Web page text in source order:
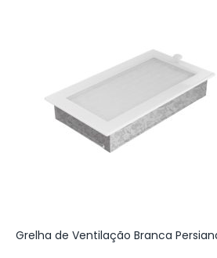
Grelha de Ventilação Branca